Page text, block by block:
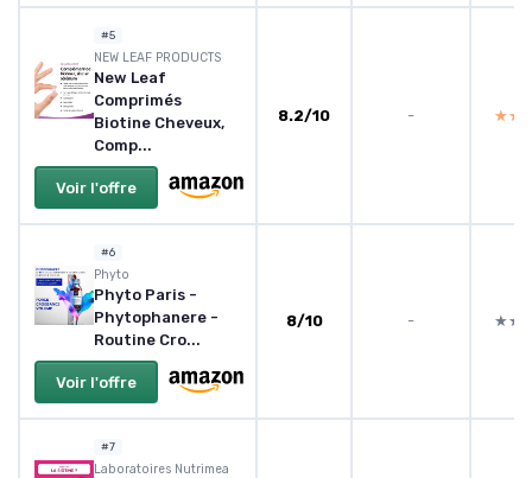
#5
NEW LEAF PRODUCTS
New Leaf
Comprimés
Biotine Cheveux,
Comp...
Voir l'offre
8.2/10 -
#6
Phyto
Phyto Paris -
Phytophanere -
Routine Cro...
Voir l'offre
8/10 -
#7
Laboratoires Nutrimea